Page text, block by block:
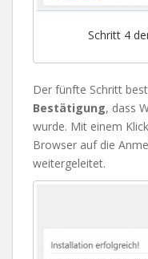
Schritt 4
Der fünfte Schritt
Bestätigung, dass
wurde. Mit einem
Browser auf die
weitergeleitet.